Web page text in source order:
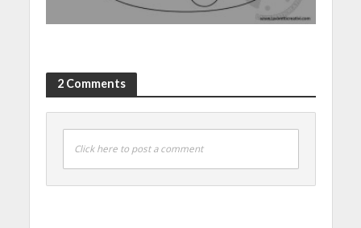
2 Comments
Click here to post a comment